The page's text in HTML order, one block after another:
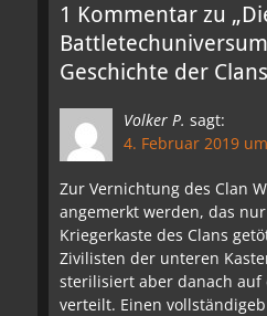
1 Kommentar zu
Geschichte der
Volker P. sagt:
4. Februar 2019
Zur Vernichtung des Clan
angemerkt werden, das
Kriegerkaste des Clans
Zivilisten der unteren
sterilisiert aber danach auf
verteilt. Einen